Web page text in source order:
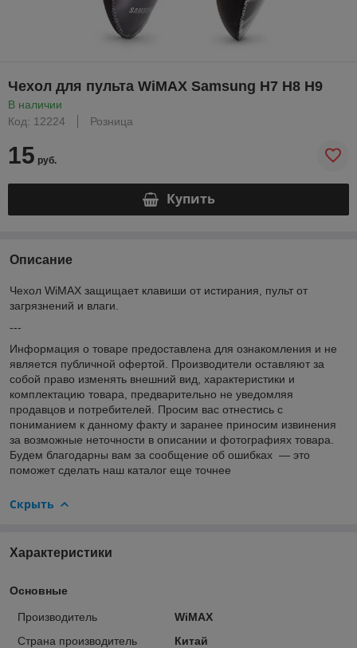
Чехол для пульта WiMAX Samsung H7 H8 H9
В наличии
Код: 12224
Розница
15 руб.
Купить
Описание
Чехол WiMAX защищает клавиши от истирания, пульт от
загрязнений и влаги.
---
Информация о товаре предоставлена для ознакомления и не
является публичной офертой. Производители оставляют за
собой право изменять внешний вид, характеристики и
комплектацию товара, предварительно не уведомляя
продавцов и потребителей. Просим вас отнестись с
пониманием к данному факту и заранее приносим извинения
за возможные неточности в описании и фотографиях товара.
Будем благодарны вам за сообщение об ошибках — это
поможет сделать наш каталог еще точнее
Скрыть
Характеристики
Основные
Производитель
WiMAX
Страна производитель
Китай